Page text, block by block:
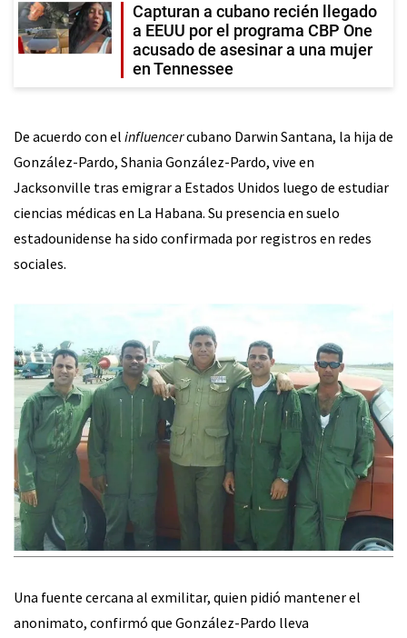
Capturan a cubano recién llegado
a EEUU por el programa CBP One
acusado de asesinar a una mujer
en Tennessee
De acuerdo con el influencercubano Darwin Santana, la hija de
González-Pardo, Shania González-Pardo, vive en
Jacksonville tras emigrar a Estados Unidos luego de estudiar
ciencias médicas en La Habana. Su presencia en suelo
estadounidense ha sido confirmada por registros en redes
sociales.
Una fuente cercana al exmilitar, quien pidió mantener el
anonimato, confirmó que González-Pardo lleva